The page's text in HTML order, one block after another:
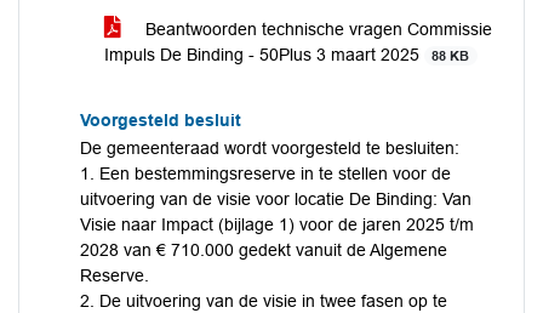
Beantwoorden technische vragen Commissie
Impuls De Binding - 50Plus 3 maart 2025
88 KB
Voorgesteld besluit
De gemeenteraad wordt voorgesteld te besluiten:
1. Een bestemmingsreserve in te stellen voor de
uitvoering van de visie voor locatie De Binding: Van
Visie naar Impact (bijlage 1) voor de jaren 2025 t/m
2028 van € 710.000 gedekt vanuit de Algemene
Reserve.
2. De uitvoering van de visie in twee fasen op te